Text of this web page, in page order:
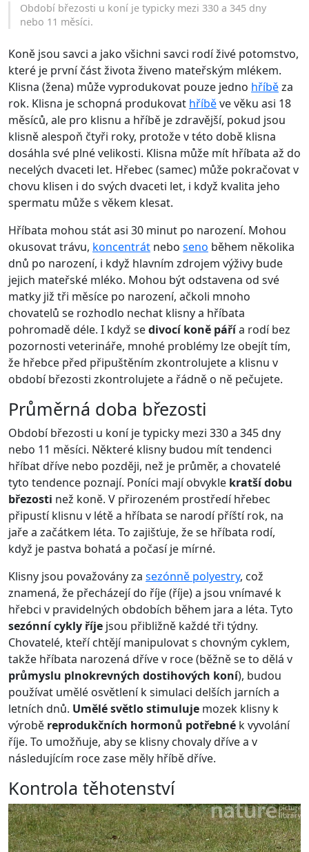
Období březosti u koní je typicky mezi 330 a 345 dny
nebo 11 měsíci.
Koně jsou savci a jako všichni savci rodí živé potomstvo,
které je první část života živeno mateřským mlékem.
Klisna (žena) může vyprodukovat pouze jedno hříběza
rok. Klisna je schopná produkovat hříběve věku asi 18
měsíců, ale pro klisnu a hříbě je zdravější, pokud jsou
klisně alespoň čtyři roky, protože v této době klisna
dosáhla své plné velikosti. Klisna může mít hříbata až do
necelých dvaceti let. Hřebec (samec) může pokračovat v
chovu klisen i do svých dvaceti let, i když kvalita jeho
spermatu může s věkem klesat.
Hříbata mohou stát asi 30 minut po narození. Mohou
okusovat trávu, koncentrát nebo seno během několika
dnů po narození, i když hlavním zdrojem výživy bude
jejich mateřské mléko. Mohou být odstavena od své
matky již tři měsíce po narození, ačkoli mnoho
chovatelů se rozhodlo nechat klisny a hříbata
pohromadě déle. I když sedivocí koně pářía rodí bez
pozornosti veterináře, mnohé problémy lze obejít tím,
že hřebce před připuštěním zkontrolujete a klisnu v
období březosti zkontrolujete a řádně o ně pečujete.
Průměrná doba březosti
Období březosti u koní je typicky mezi 330 a 345 dny
nebo 11 měsíci. Některé klisny budou mít tendenci
hříbat dříve nebo později, než je průměr, a chovatelé
tyto tendence poznají. Poníci mají obvykle kratší dobu
březosti než koně. V přirozeném prostředí hřebec
připustí klisnu v létě a hříbata se narodí příští rok, na
jaře a začátkem léta. To zajišťuje, že se hříbata rodí,
když je pastva bohatá a počasí je mírné.
Klisny jsou považovány za sezónně polyestry, což
znamená, že přecházejí do říje (říje) a jsou vnímavé k
hřebci v pravidelných obdobích během jara a léta. Tyto
sezónní cykly říje jsou přibližně každé tři týdny.
Chovatelé, kteří chtějí manipulovat s chovným cyklem,
takže hříbata narozená dříve v roce (běžně se to dělá v
průmyslu plnokrevných dostihových koní), budou
používat umělé osvětlení k simulaci delších jarních a
letních dnů. Umělé světlo stimuluje mozek klisny k
výrobě reprodukčních hormonů potřebné k vyvolání
říje. To umožňuje, aby se klisny chovaly dříve a v
následujícím roce zase měly hříbě dříve.
Kontrola těhotenství